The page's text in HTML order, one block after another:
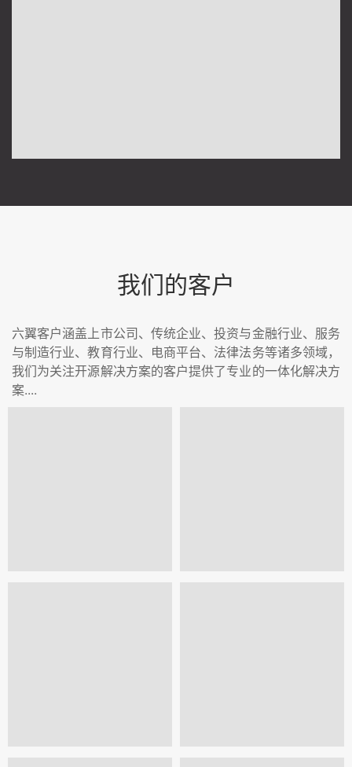
我们的客户
六翼客户涵盖上市公司、传统企业、投资与金融行业、服务
与制造行业、教育行业、电商平台、法律法务等诸多领域，
我们为关注开源解决方案的客户提供了专业的一体化解决方
案....